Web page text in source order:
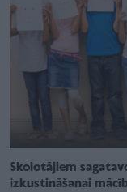
Skolotājiem
izkustināšanai